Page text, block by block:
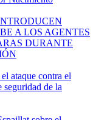
A LOS AGENTES
DURANTE
ataque contra el
seguridad de la